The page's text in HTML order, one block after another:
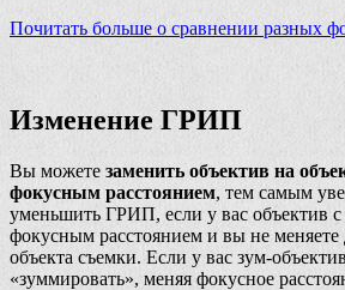
Почитать больше о сравнении разных
Изменение ГРИП
Вы можете заменить объектив на
фокусным расстоянием, тем самым
уменьшить ГРИП, если у вас объектив
фокусным расстоянием и вы не
объекта съемки. Если у вас зум-
«зуммировать», меняя фокусное